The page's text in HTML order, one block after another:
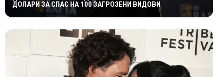
ДОЛАРИ ЗА СПАС НА 100 ЗАГРОЗЕНИ ВИДОВИ